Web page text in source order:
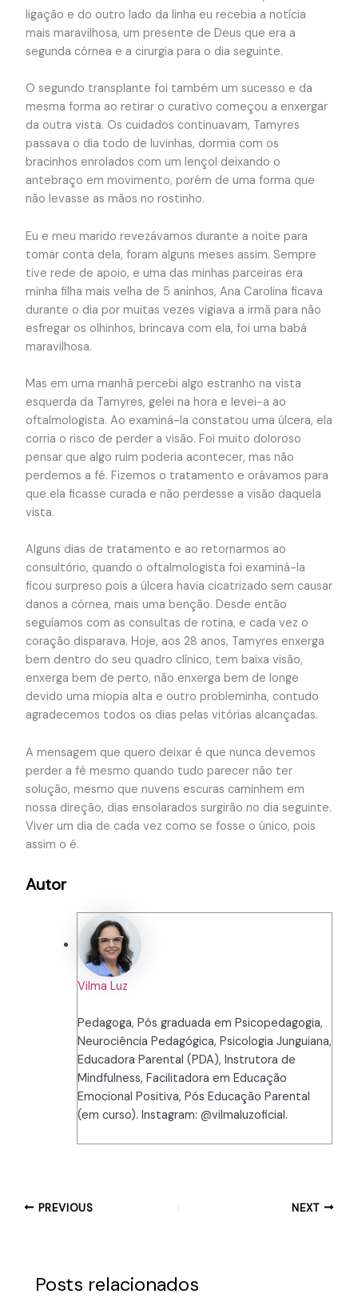
ligação e do outro lado da linha eu recebia a notícia
mais maravilhosa, um presente de Deus que era a
segunda córnea e a cirurgia para o dia seguinte.
O segundo transplante foi também um sucesso e da
mesma forma ao retirar o curativo começou a enxergar
da outra vista. Os cuidados continuavam, Tamyres
passava o dia todo de luvinhas, dormia com os
bracinhos enrolados com um lençol deixando o
antebraço em movimento, porém de uma forma que
não levasse as mãos no rostinho.
Eu e meu marido revezávamos durante a noite para
tomar conta dela, foram alguns meses assim. Sempre
tive rede de apoio, e uma das minhas parceiras era
minha filha mais velha de 5 aninhos, Ana Carolina ficava
durante o dia por muitas vezes vigiava a irmã para não
esfregar os olhinhos, brincava com ela, foi uma babá
maravilhosa.
Mas em uma manhã percebi algo estranho na vista
esquerda da Tamyres, gelei na hora e levei-a ao
oftalmologista. Ao examiná-la constatou uma úlcera, ela
corria o risco de perder a visão. Foi muito doloroso
pensar que algo ruim poderia acontecer, mas não
perdemos a fé. Fizemos o tratamento e orávamos para
que ela ficasse curada e não perdesse a visão daquela
vista.
Alguns dias de tratamento e ao retornarmos ao
consultório, quando o oftalmologista foi examiná-la
ficou surpreso pois a úlcera havia cicatrizado sem causar
danos a córnea, mais uma benção. Desde então
seguíamos com as consultas de rotina, e cada vez o
coração disparava. Hoje, aos 28 anos, Tamyres enxerga
bem dentro do seu quadro clínico, tem baixa visão,
enxerga bem de perto, não enxerga bem de longe
devido uma miopia alta e outro probleminha, contudo
agradecemos todos os dias pelas vitórias alcançadas.
A mensagem que quero deixar é que nunca devemos
perder a fé mesmo quando tudo parecer não ter
solução, mesmo que nuvens escuras caminhem em
nossa direção, dias ensolarados surgirão no dia seguinte.
Viver um dia de cada vez como se fosse o único, pois
assim o é.
Autor
Vilma Luz
Pedagoga, Pós graduada em Psicopedagogia,
Neurociência Pedagógica, Psicologia Junguiana,
Educadora Parental (PDA), Instrutora de
Mindfulness, Facilitadora em Educação
Emocional Positiva, Pós Educação Parental
(em curso). Instagram: @vilmaluzoficial.
PREVIOUS NEXT
Posts relacionados